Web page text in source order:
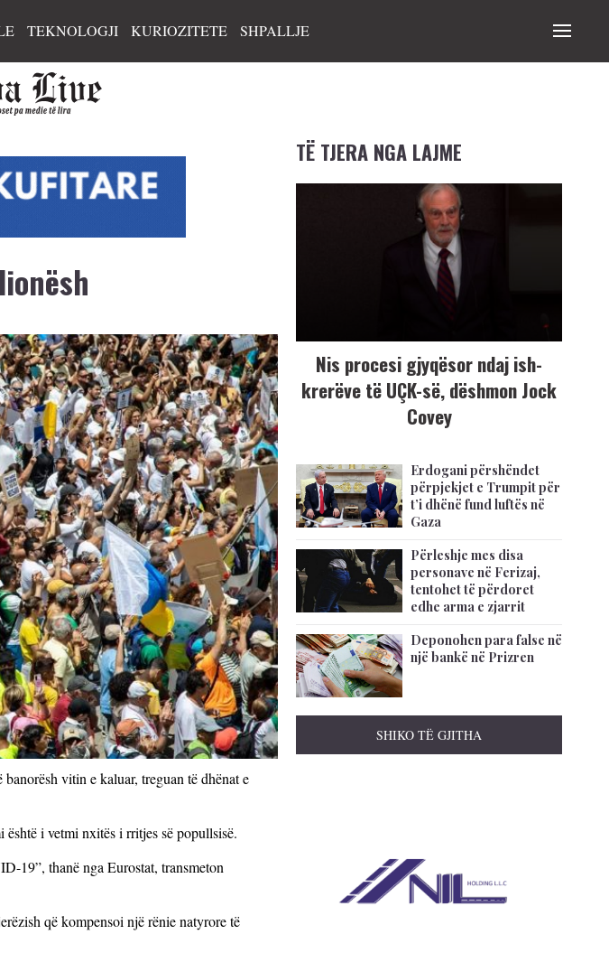
TEKNOLOGJI KURIOZITETE SHPALLJE
vitin e kaluar, treguan të dhënat e
i vetmi nxitës i rritjes së popullsisë.
19”, thanë nga Eurostat, transmeton
që kompensoi një rënie natyrore të
TË TJERA NGA LAJME
Nis procesi gjyqësor ndaj ish-
krerëve të UÇK-së, dëshmon Jock
Covey
Erdogani përshëndet
përpjekjet e Trumpit për
t’i dhënë fund luftës në
Gaza
Përleshje mes disa
personave në Ferizaj,
tentohet të përdoret
edhe arma e zjarrit
Deponohen para false në
një bankë në Prizren
SHIKO TË GJITHA